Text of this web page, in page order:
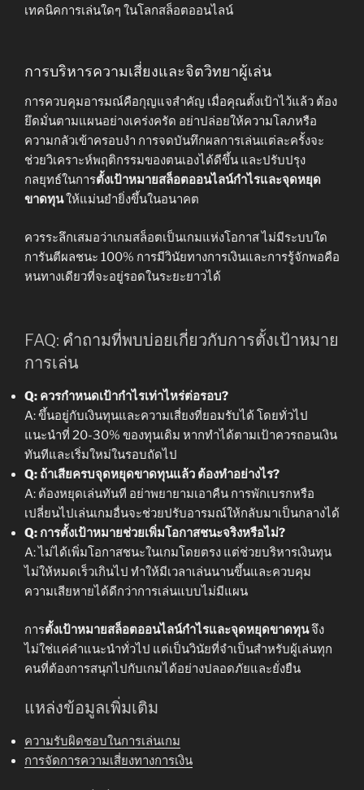
เทคนิคการเล่นใดๆ ในโลกสล็อตออนไลน์
การบริหารความเสี่ยงและจิตวิทยาผู้เล่น
การควบคุมอารมณ์คือกุญแจสำคัญ เมื่อคุณตั้งเป้าไว้แล้ว ต้อง
ยึดมั่นตามแผนอย่างเคร่งครัด อย่าปล่อยให้ความโลภหรือ
ความกลัวเข้าครอบงำ การจดบันทึกผลการเล่นแต่ละครั้งจะ
ช่วยวิเคราะห์พฤติกรรมของตนเองได้ดีขึ้น และปรับปรุง
กลยุทธ์ในการตั้งเป้าหมายสล็อตออนไลน์กำไรและจุดหยุด
ขาดทุนให้แม่นยำยิ่งขึ้นในอนาคต
ควรระลึกเสมอว่าเกมสล็อตเป็นเกมแห่งโอกาส ไม่มีระบบใด
การันตีผลชนะ 100% การมีวินัยทางการเงินและการรู้จักพอคือ
หนทางเดียวที่จะอยู่รอดในระยะยาวได้
FAQ: คำถามที่พบบ่อยเกี่ยวกับการตั้งเป้าหมาย
การเล่น
Q: ควรกำหนดเป้ากำไรเท่าไหร่ต่อรอบ?
A: ขึ้นอยู่กับเงินทุนและความเสี่ยงที่ยอมรับได้ โดยทั่วไป
แนะนำที่ 20-30% ของทุนเดิม หากทำได้ตามเป้าควรถอนเงิน
ทันทีและเริ่มใหม่ในรอบถัดไป
Q: ถ้าเสียครบจุดหยุดขาดทุนแล้ว ต้องทำอย่างไร?
A: ต้องหยุดเล่นทันที อย่าพยายามเอาคืน การพักเบรกหรือ
เปลี่ยนไปเล่นเกมอื่นจะช่วยปรับอารมณ์ให้กลับมาเป็นกลางได้
Q: การตั้งเป้าหมายช่วยเพิ่มโอกาสชนะจริงหรือไม่?
A: ไม่ได้เพิ่มโอกาสชนะในเกมโดยตรง แต่ช่วยบริหารเงินทุน
ไม่ให้หมดเร็วเกินไป ทำให้มีเวลาเล่นนานขึ้นและควบคุม
ความเสียหายได้ดีกว่าการเล่นแบบไม่มีแผน
การตั้งเป้าหมายสล็อตออนไลน์กำไรและจุดหยุดขาดทุนจึง
ไม่ใช่แค่คำแนะนำทั่วไป แต่เป็นวินัยที่จำเป็นสำหรับผู้เล่นทุก
คนที่ต้องการสนุกไปกับเกมได้อย่างปลอดภัยและยั่งยืน
แหล่งข้อมูลเพิ่มเติม
ความรับผิดชอบในการเล่นเกม
การจัดการความเสี่ยงทางการเงิน